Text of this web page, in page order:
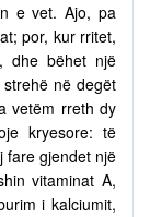
e vet. Ajo, pa
por, kur rritet,
dhe bëhet një
në degët
vetëm rreth dy
kryesore: të
fare gjendet një
vitaminat A,
i kalciumit,